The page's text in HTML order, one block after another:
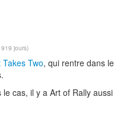
jours)
Takes Two, qui rentre dans
le cas, il y a Art of Rally